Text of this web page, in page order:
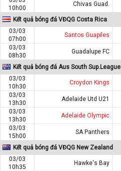
10h00
Chivas Guad.
Kết quả bóng đá VĐQG Costa Rica
03/03
07h00
Santos Guapiles
03/03
08h30
Guadalupe FC
Kết quả bóng đá Aus South Sup.League
03/03
10h30
Croydon Kings
03/03
13h30
Adelaide Utd U21
03/03
13h30
Adelaide Olympic
03/03
15h00
SA Panthers
Kết quả bóng đá VĐQG New Zealand
03/03
10h35
Hawke's Bay